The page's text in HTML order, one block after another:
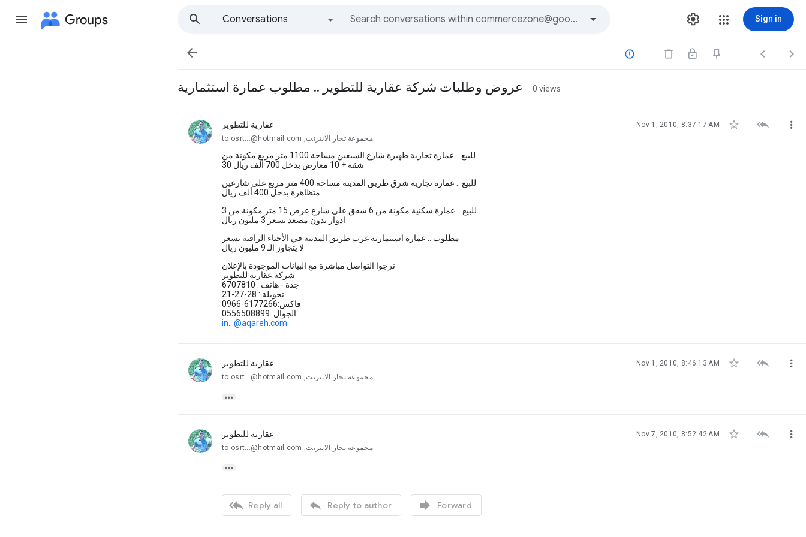
Groups
Conversations
Sign in
   
عروض وطلبات شركة عقارية للتطوير .. مطلوب عمارة استثمارية 0 views
عقارية للتطوير
unread, Nov 1, 2010, 8:37:17 AM   
to مجموعة تجار الانترنت, osrt...@hotmail.com
للبيع .. عمارة تجارية ظهيرة شارع السبعين مساحة 1100 متر مربع مكونة من
30 شقة + 10 معارض بدخل 700 ألف ريال
للبيع .. عمارة تجارية شرق طريق المدينة مساحة 400 متر مربع على شارعين
متظاهرة بدخل 400 ألف ريال
للبيع .. عمارة سكنية مكونة من 6 شقق على شارع عرض 15 متر مكونة من 3
ادوار بدون مصعد بسعر 3 مليون ريال
مطلوب .. عمارة استثمارية غرب طريق المدينة في الأحياء الراقية بسعر
لا يتجاوز الـ 9 مليون ريال
نرجوا التواصل مباشرة مع البيانات الموجودة بالإعلان
شركة عقارية للتطوير
جدة - هاتف : 6707810
تحويلة : 28-27-21
فاكس:6177266-0966
الجوال :0556508899
in...@aqareh.com
عقارية للتطوير
unread, Nov 1, 2010, 8:46:13 AM   
to مجموعة تجار الانترنت, osrt...@hotmail.com

عقارية للتطوير
unread, Nov 7, 2010, 8:52:42 AM   
to مجموعة تجار الانترنت, osrt...@hotmail.com

 Reply all  Reply to author  Forward